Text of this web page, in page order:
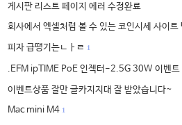
게시판 리스트 페이지 에러 수정완료
회사에서 엑셀처럼 볼 수 있는 코인시세 사이트
피자 급땡기는ㄴㅏㄹ 1
.EFM ipTIME PoE 인젝터-2.5G 30W 이벤트
이벤트상품 잘만 글카지지대 잘 받았습니다~
Mac mini M4 1